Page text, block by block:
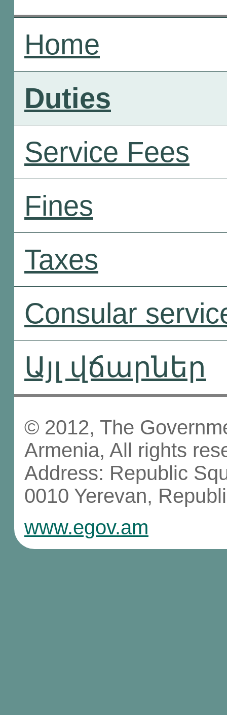
Home
Duties
Service Fees
Fines
Taxes
Consular
Այլ վճարներ
© 2012, The
Armenia, All rights
Address: Republic
0010 Yerevan,
www.egov.am